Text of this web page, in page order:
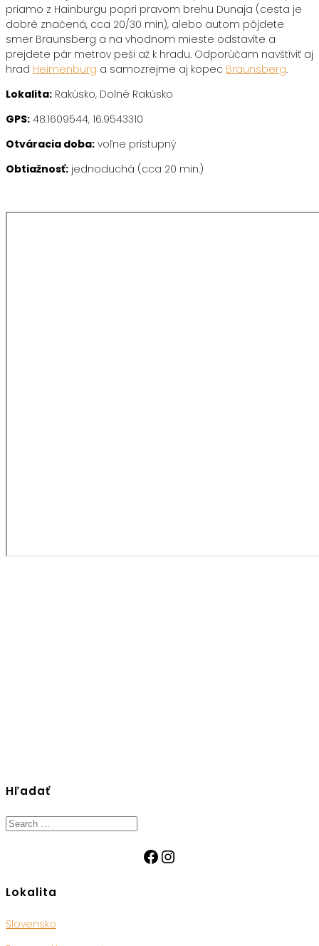
priamo z Hainburgu popri pravom brehu Dunaja (cesta je
dobré značená, cca 20/30 min), alebo autom pôjdete
smer Braunsberg a na vhodnom mieste odstavíte a
prejdete pár metrov peši až k hradu. Odporúčam navštíviť aj
hrad Heimenburg a samozrejme aj kopec Braunsberg.
Lokalita: Rakúsko, Dolné Rakúsko
GPS: 48.1609544, 16.9543310
Otváracia doba: voľne prístupný
Obtiažnosť: jednoduchá (cca 20 min.)
Hľadať
Search
Facebook
Instagram
Lokalita
Slovensko